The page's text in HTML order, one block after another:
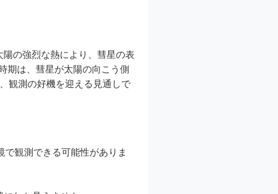
陽の強烈な熱により、彗星の表
期は、彗星が太陽の向こう側
観測の好機を迎える見通しで
観測できる可能性がありま